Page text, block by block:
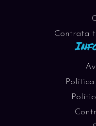
Contrata